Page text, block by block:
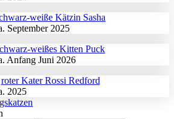
weiße Kätzin Sasha
September 2025
weißes Kitten Puck
Anfang Juni 2026
roter Kater Rossi Redford
2025